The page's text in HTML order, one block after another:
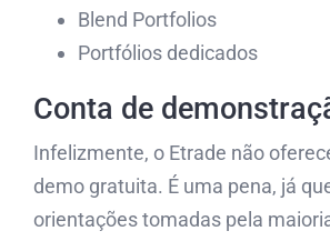
Blend Portfolios
Portfólios dedicados
Conta de
Infelizmente, o Etrade não
demo gratuita. É uma pena, já
orientações tomadas pela